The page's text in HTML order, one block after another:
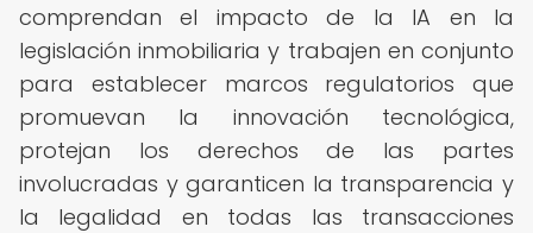
comprendan el impacto de la IA en la
legislación inmobiliaria y trabajen en conjunto
para establecer marcos regulatorios que
promuevan la innovación tecnológica,
protejan los derechos de las partes
involucradas y garanticen la transparencia y
la legalidad en todas las transacciones